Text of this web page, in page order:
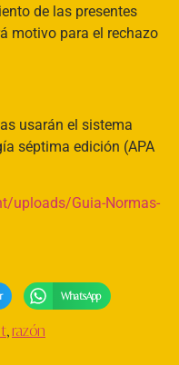
de las presentes
motivo para el rechazo
usarán el sistema
séptima edición (APA
uploads/Guia-Normas-
WhatsApp
, razón